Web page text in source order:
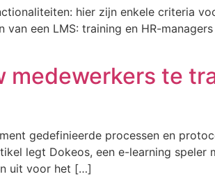
hier zijn enkele criteria
een LMS: training en HR-
medewerkers te
gedefinieerde processen en
legt Dokeos, een e-learning speler
uit voor het […]